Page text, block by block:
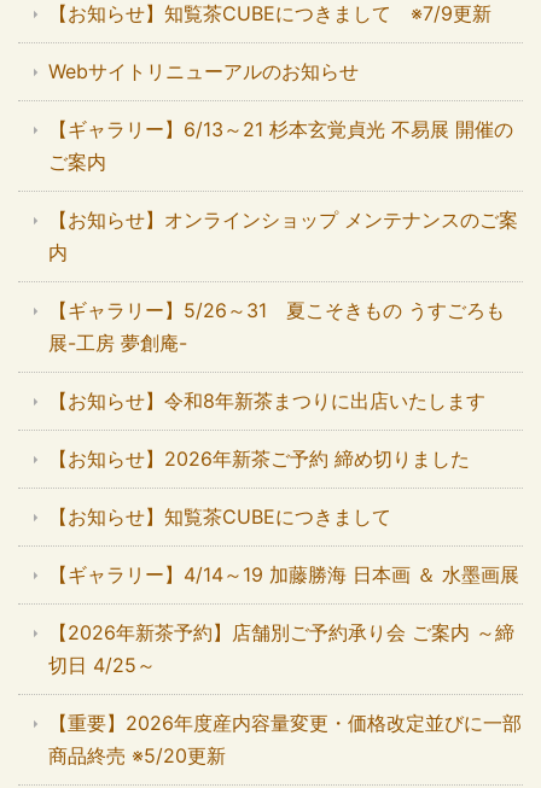
【お知らせ】知覧茶CUBEにつきまして ※7/9更新
Webサイトリニューアルのお知らせ
【ギャラリー】6/13～21 杉本玄覚貞光 不易展 開催の
ご案内
【お知らせ】オンラインショップ メンテナンスのご案
内
【ギャラリー】5/26～31 夏こそきもの うすごろも
展-工房 夢創庵-
【お知らせ】令和8年新茶まつりに出店いたします
【お知らせ】2026年新茶ご予約 締め切りました
【お知らせ】知覧茶CUBEにつきまして
【ギャラリー】4/14～19 加藤勝海 日本画 ＆ 水墨画展
【2026年新茶予約】店舗別ご予約承り会 ご案内 ～締
切日 4/25～
【重要】2026年度産内容量変更・価格改定並びに一部
商品終売 ※5/20更新